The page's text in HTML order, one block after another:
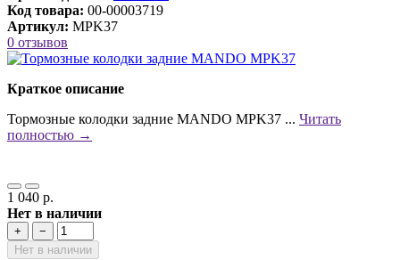
Код товара: 00-00003719
Артикул: MPK37
0 отзывов
Краткое описание
Тормозные колодки задние MANDO MPK37 ... Читать
полностью →
1 040 р.
Нет в наличии
+
−
Нет в наличии